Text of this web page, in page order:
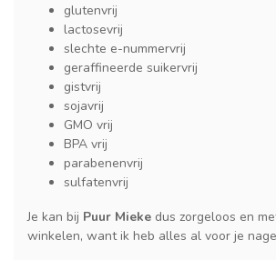
glutenvrij
lactosevrij
slechte e-nummervrij
geraffineerde suikervrij
gistvrij
sojavrij
GMO vrij
BPA vrij
parabenenvrij
sulfatenvrij
Je kan bij Puur Mieke dus zorgeloos en
winkelen, want ik heb alles al voor je